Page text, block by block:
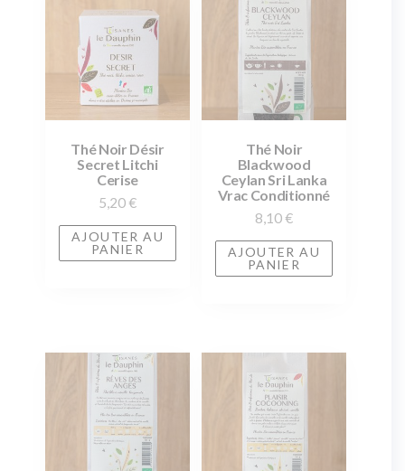
Thé Noir Désir
Secret Litchi
Cerise
5,20 €
AJOUTER AU
PANIER
Thé Noir
Blackwood
Ceylan Sri Lanka
Vrac Conditionné
8,10 €
AJOUTER AU
PANIER